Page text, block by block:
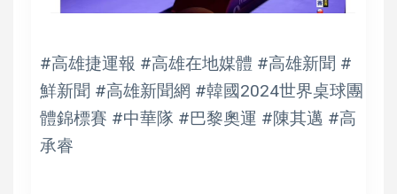
#高雄捷運報 #高雄在地媒體 #高雄新聞 #
鮮新聞 #高雄新聞網 #韓國2024世界桌球團
體錦標賽 #中華隊 #巴黎奧運 #陳其邁 #高
承睿